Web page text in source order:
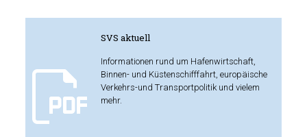
SVS aktuell
Informationen rund um Hafenwirtschaft,
Binnen- und Küstenschifffahrt, europäische
Verkehrs-und Transportpolitik und vielem
mehr.